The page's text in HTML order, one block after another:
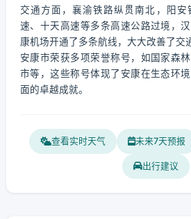
交通方面，襄渝铁路纵贯南北，阳安
速、十天高速等多条高速公路过境，
康机场开通了多条航线，大大改善了交
安康市荣获多项荣誉称号，如国家森
市等，这些称号体现了安康在生态环
面的卓越成就。
查看实时天气 未来7天预报
出行建议